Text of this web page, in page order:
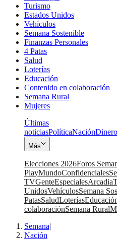
Turismo
Estados Unidos
Vehículos
Semana Sostenible
Finanzas Personales
4 Patas
Salud
Loterías
Educación
Contenido en colaboración
Semana Rural
Mujeres
Últimas
noticiasPolíticaNaciónDinero
Más
Elecciones 2026Foros
PlayMundoConfidenciales
TVGenteEspecialesArcadia
UnidosVehículosSemana
PatasSaludLoterías
colaboraciónSemana Rural
Semana|
Nación